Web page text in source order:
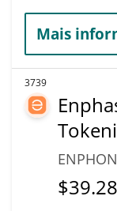
Mais
3739
ENPHON
$39.28